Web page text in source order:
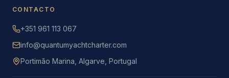
CONTACTO
+351 961 113 067
info@quantumyachtcharter.com
Portimão Marina, Algarve, Portugal